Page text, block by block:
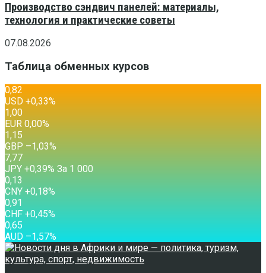
Производство сэндвич панелей: материалы,
технология и практические советы
07.08.2026
Таблица обменных курсов
0,82
USD +0,33%
1,00
EUR 0,00%
1,15
GBP –1,03%
7,77
JPY +0,39% За 1 000
0,13
CNY +0,18%
0,91
CHF +0,45%
0,65
AUD –1,57%